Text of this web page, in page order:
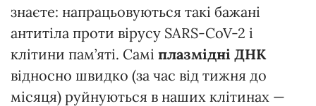
знаєте: напрацьовуються такі бажані
антитіла проти вірусу SARS-CoV-2 і
клітини пам’яті. Самі плазмідні ДНК
відносно швидко (за час від тижня до
місяця) руйнуються в наших клітинах —